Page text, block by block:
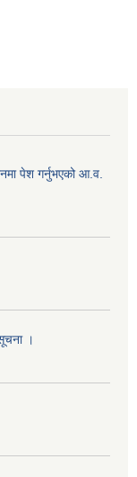
पेश गर्नुभएको आ.व.
‌।